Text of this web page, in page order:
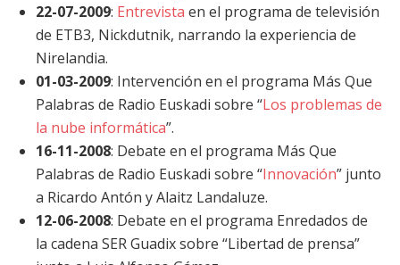
22-07-2009: Entrevista en el programa de televisión
de ETB3, Nickdutnik, narrando la experiencia de
Nirelandia.
01-03-2009: Intervención en el programa Más Que
Palabras de Radio Euskadi sobre “Los problemas de
la nube informática”.
16-11-2008: Debate en el programa Más Que
Palabras de Radio Euskadi sobre “Innovación” junto
a Ricardo Antón y Alaitz Landaluze.
12-06-2008: Debate en el programa Enredados de
la cadena SER Guadix sobre “Libertad de prensa”